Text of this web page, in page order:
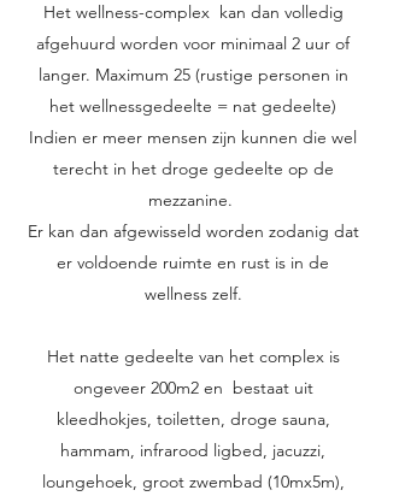
Het wellness-complex kan dan volledig
afgehuurd worden voor minimaal 2 uur of
langer. Maximum 25 (rustige personen in
het wellnessgedeelte = nat gedeelte)
Indien er meer mensen zijn kunnen die wel
terecht in het droge gedeelte op de
mezzanine.
Er kan dan afgewisseld worden zodanig dat
er voldoende ruimte en rust is in de
wellness zelf.
Het natte gedeelte van het complex is
ongeveer 200m2 en bestaat uit
kleedhokjes, toiletten, droge sauna,
hammam, infrarood ligbed, jacuzzi,
loungehoek, groot zwembad (10mx5m),